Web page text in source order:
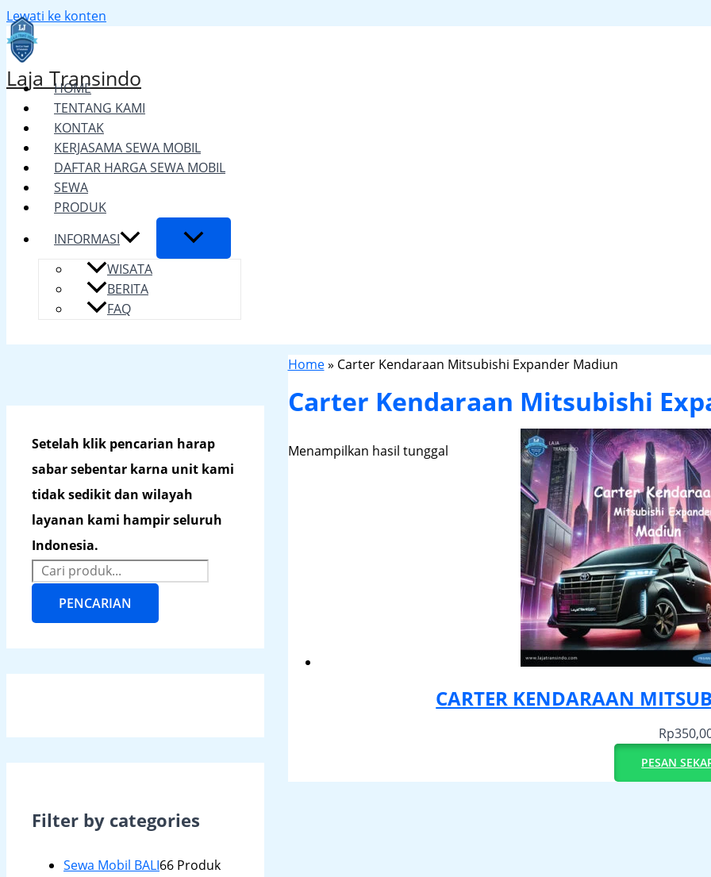
Lewati ke konten
Laja Transindo
HOME
TENTANG KAMI
KONTAK
KERJASAMA SEWA MOBIL
DAFTAR HARGA SEWA MOBIL
SEWA
PRODUK
INFORMASI
WISATA
BERITA
FAQ
Setelah klik pencarian harap
sabar sebentar karna unit kami
tidak sedikit dan wilayah
layanan kami hampir seluruh
Indonesia.
PENCARIAN
Filter by categories
Sewa Mobil BALI66 Produk
Home» Carter Kendaraan Mitsubishi Expander Madiun
Carter Kendaraan Mitsubishi
Menampilkan hasil tunggal
CARTER KENDARAAN
Rp
PESAN